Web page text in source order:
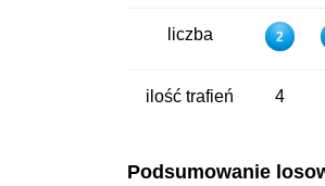
liczba 2
ilość trafień 4
Podsumowanie